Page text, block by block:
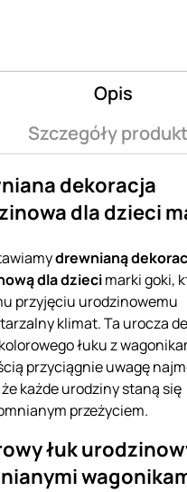
Opis
Szczegóły
dekoracja
dla dzieci
drewnianą
dla dziecimarki goki,
przyjęciu urodzinowemu
klimat. Ta urocza
łuku z
przyciągnie uwagę
każde urodziny staną się
przeżyciem.
łuk